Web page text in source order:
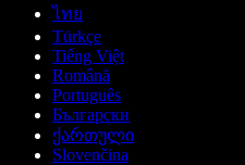
ไทย
Türkçe
Tiếng Việt
Română
Português
Български
ქართული
Slovenčina